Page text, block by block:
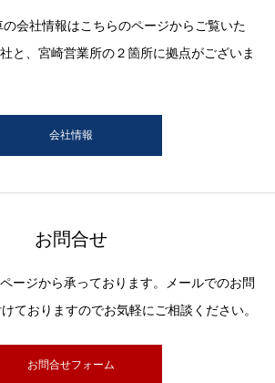
会社情報はこちらのページからご覧いた
と、宮崎営業所の２箇所に拠点がございま
会社情報
お問合せ
ージから承っております。メールでのお問
ておりますのでお気軽にご相談ください。
お問合せフォーム